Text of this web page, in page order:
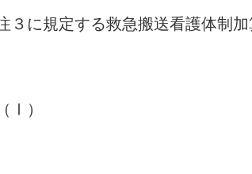
３に規定する救急搬送看護体制加
Ⅰ）